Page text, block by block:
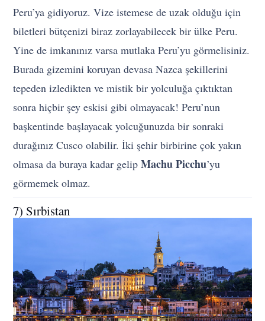
Peru’ya gidiyoruz. Vize istemese de uzak olduğu için
biletleri bütçenizi biraz zorlayabilecek bir ülke Peru.
Yine de imkanınız varsa mutlaka Peru’yu görmelisiniz.
Burada gizemini koruyan devasa Nazca şekillerini
tepeden izledikten ve mistik bir yolculuğa çıktıktan
sonra hiçbir şey eskisi gibi olmayacak! Peru’nun
başkentinde başlayacak yolcuğunuzda bir sonraki
durağınız Cusco olabilir. İki şehir birbirine çok yakın
olmasa da buraya kadar gelipMachu Picchu’yu
görmemek olmaz.
7) Sırbistan